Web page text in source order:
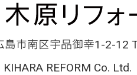
島市南区宇品御幸1-2-12
REFORM Co. Ltd.